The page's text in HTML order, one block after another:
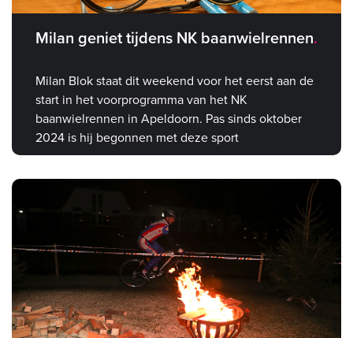
Milan geniet tijdens NK baanwielrennen
Milan Blok staat dit weekend voor het eerst aan de
start in het voorprogramma van het NK
baanwielrennen in Apeldoorn. Pas sinds oktober
2024 is hij begonnen met deze sport